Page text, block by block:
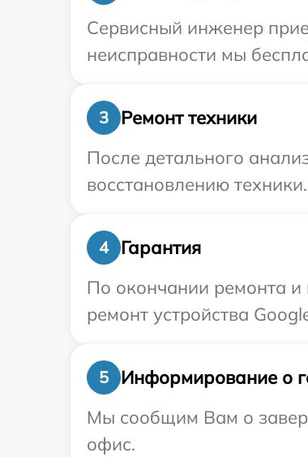
Сервисный инженер
неисправности мы
3
Ремонт техники
После детального
восстановлению техники.
4
Гарантия
По окончании ремонта
ремонт устройства
5
Информирование о
Мы сообщим Вам о
офис.